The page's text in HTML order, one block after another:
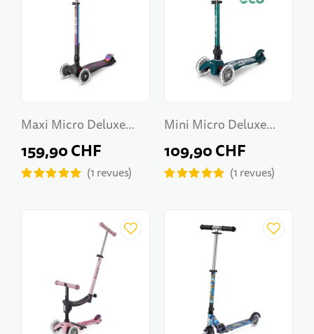
Maxi Micro Deluxe
Foldable LED
Neochrome
159,90 CHF
1 revues
Mini Micro Deluxe
Foldable ECO LED
109,90 CHF
1 revues